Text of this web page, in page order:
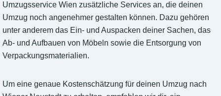
Umzugsservice Wien zusätzliche Services an, die deinen
Umzug noch angenehmer gestalten können. Dazu gehören
unter anderem das Ein- und Auspacken deiner Sachen, das
Ab- und Aufbauen von Möbeln sowie die Entsorgung von
Verpackungsmaterialien.
Um eine genaue Kostenschätzung für deinen Umzug nach